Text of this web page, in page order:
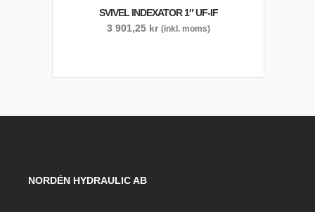
SVIVEL INDEXATOR 1″ UF-IF
3 901,25 kr (inkl. moms)
NORDÉN HYDRAULIC AB